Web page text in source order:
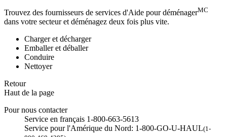
Trouvez des fournisseurs de services d'Aide pour déménagerMC
dans votre secteur et déménagez deux fois plus vite.
Charger et décharger
Emballer et déballer
Conduire
Nettoyer
Retour
Haut de la page
Pour nous contacter
Service en français 1-800-663-5613
Service pour l'Amérique du Nord: 1-800-GO-U-HAUL(1-